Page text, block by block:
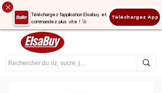
Téléchargez l'application Elsabuy et
commandez plus vite ! 🚀
Téléchargez App